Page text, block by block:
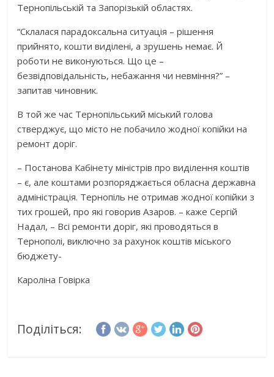
Тернопільській та Запорізькій областях.
“Склалася парадоксальна ситуація – рішення
прийнято, кошти виділені, а зрушень немає. Й
роботи не виконуються. Що це –
безвідповідальність, небажання чи невміння?” –
запитав чиновник.
В той же час Тернопільський міський голова
стверджує, що місто не побачило жодної копійки на
ремонт доріг.
– Постанова Кабінету міністрів про виділення коштів
– є, але коштами розпоряджається обласна державна
адміністрація. Тернопіль не отримав жодної копійки з
тих грошей, про які говорив Азаров. – каже Сергій
Надал, – Всі ремонти доріг, які проводяться в
Тернополі, виключно за рахунок коштів міського
бюджету-
Кароліна Говірка
Поділіться: